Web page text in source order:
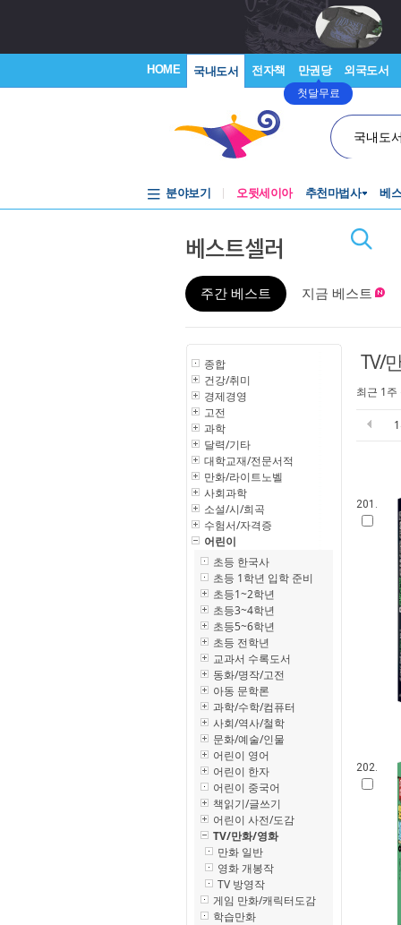
HOME 국내도서 전자책 만권당
첫달무료
외국도서
국내도
분야보기 오뒷세이아 추천마법사 베
베스트셀러
주간 베스트 지금 베스트
종합
건강/취미
경제경영
고전
과학
달력/기타
대학교재/전문서적
만화/라이트노벨
사회과학
소설/시/희곡
수험서/자격증
어린이
초등 한국사
초등 1학년 입학 준비
초등1~2학년
초등3~4학년
초등5~6학년
초등 전학년
교과서 수록도서
동화/명작/고전
아동 문학론
과학/수학/컴퓨터
사회/역사/철학
문화/예술/인물
어린이 영어
어린이 한자
어린이 중국어
책읽기/글쓰기
어린이 사전/도감
TV/만화/영화
만화 일반
영화 개봉작
TV 방영작
게임 만화/캐릭터도감
학습만화
TV/
최근 1
201.
202.